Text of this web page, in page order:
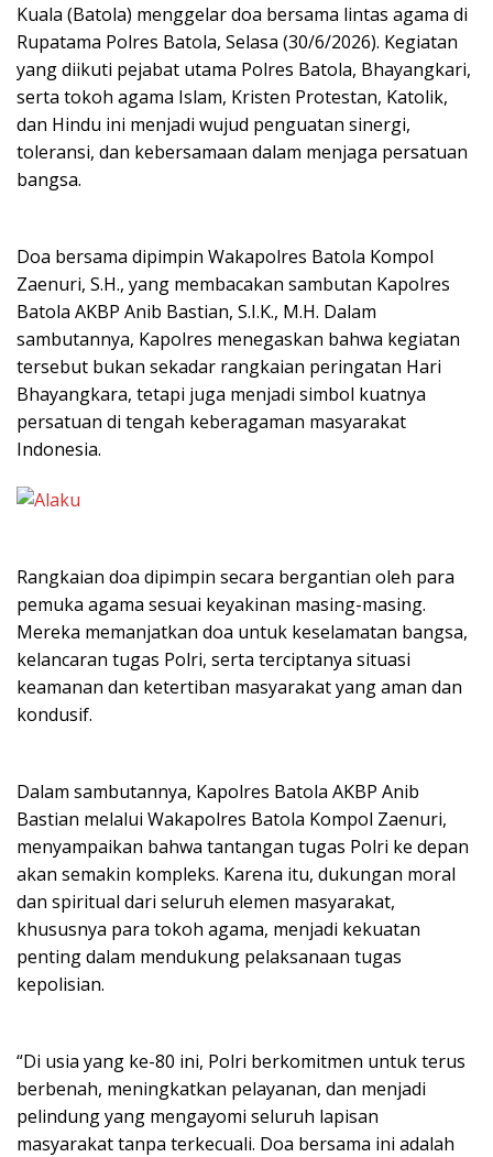
Kuala (Batola) menggelar doa bersama lintas agama di
Rupatama Polres Batola, Selasa (30/6/2026). Kegiatan
yang diikuti pejabat utama Polres Batola, Bhayangkari,
serta tokoh agama Islam, Kristen Protestan, Katolik,
dan Hindu ini menjadi wujud penguatan sinergi,
toleransi, dan kebersamaan dalam menjaga persatuan
bangsa.
Doa bersama dipimpin Wakapolres Batola Kompol
Zaenuri, S.H., yang membacakan sambutan Kapolres
Batola AKBP Anib Bastian, S.I.K., M.H. Dalam
sambutannya, Kapolres menegaskan bahwa kegiatan
tersebut bukan sekadar rangkaian peringatan Hari
Bhayangkara, tetapi juga menjadi simbol kuatnya
persatuan di tengah keberagaman masyarakat
Indonesia.
Rangkaian doa dipimpin secara bergantian oleh para
pemuka agama sesuai keyakinan masing-masing.
Mereka memanjatkan doa untuk keselamatan bangsa,
kelancaran tugas Polri, serta terciptanya situasi
keamanan dan ketertiban masyarakat yang aman dan
kondusif.
Dalam sambutannya, Kapolres Batola AKBP Anib
Bastian melalui Wakapolres Batola Kompol Zaenuri,
menyampaikan bahwa tantangan tugas Polri ke depan
akan semakin kompleks. Karena itu, dukungan moral
dan spiritual dari seluruh elemen masyarakat,
khususnya para tokoh agama, menjadi kekuatan
penting dalam mendukung pelaksanaan tugas
kepolisian.
“Di usia yang ke-80 ini, Polri berkomitmen untuk terus
berbenah, meningkatkan pelayanan, dan menjadi
pelindung yang mengayomi seluruh lapisan
masyarakat tanpa terkecuali. Doa bersama ini adalah